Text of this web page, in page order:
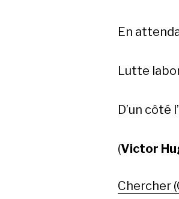
En
Lutte
D’un côté
(Victor
Chercher